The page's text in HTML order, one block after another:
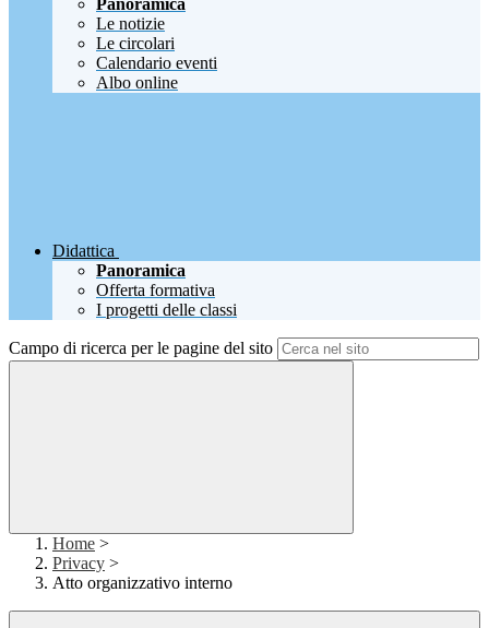
Panoramica
Le notizie
Le circolari
Calendario eventi
Albo online
Didattica
Panoramica
Offerta formativa
I progetti delle classi
Campo di ricerca per le pagine del sito
Home >
Privacy >
Atto organizzativo interno